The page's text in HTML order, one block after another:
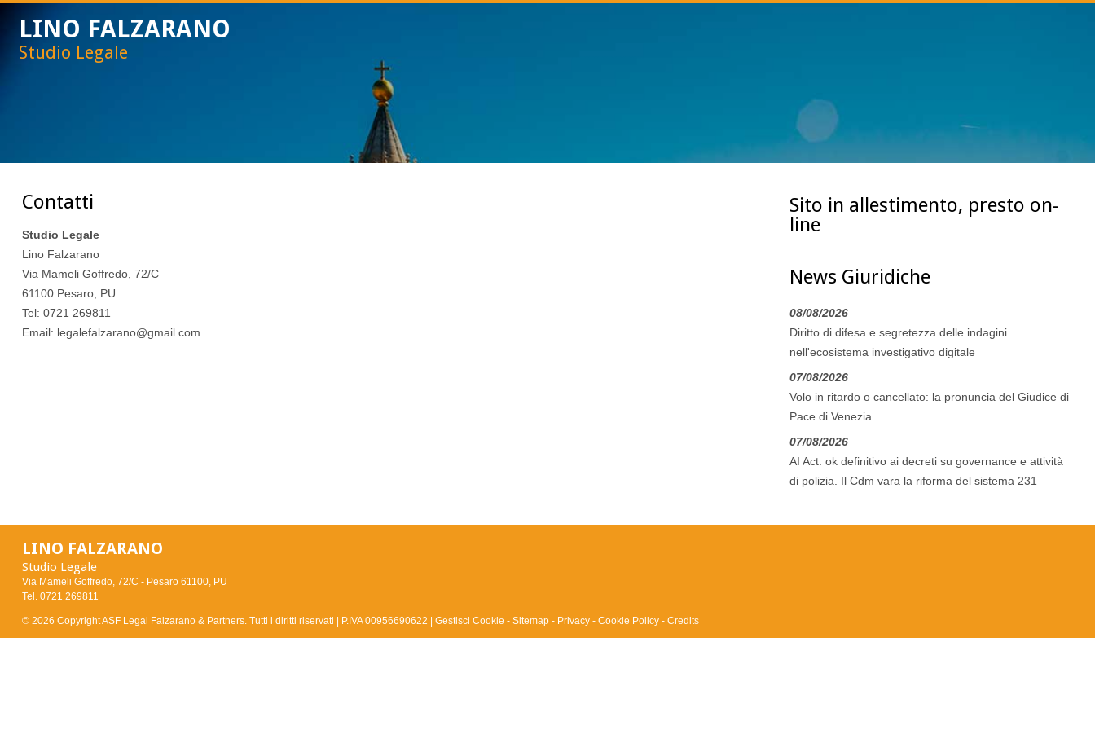
LINO FALZARANO
Studio Legale
Contatti
Studio Legale
Lino Falzarano
Via Mameli Goffredo, 72/C
61100 Pesaro, PU
Tel: 0721 269811
Email: legalefalzarano@gmail.com
Sito in allestimento, presto on-
line
News Giuridiche
08/08/2026
Diritto di difesa e segretezza delle indagini
nell'ecosistema investigativo digitale
07/08/2026
Volo in ritardo o cancellato: la pronuncia del Giudice di
Pace di Venezia
07/08/2026
AI Act: ok definitivo ai decreti su governance e attività
di polizia. Il Cdm vara la riforma del sistema 231
LINO FALZARANO
Studio Legale
Via Mameli Goffredo, 72/C - Pesaro 61100, PU
Tel. 0721 269811
© 2026 Copyright ASF Legal Falzarano & Partners. Tutti i diritti riservati | P.IVA 00956690622 | Gestisci Cookie - Sitemap- Privacy- Cookie Policy- Credits